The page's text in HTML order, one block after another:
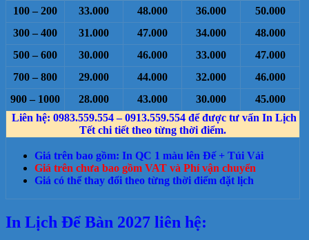
100 – 200
33.000 48.000 36.000
50.000
300 – 400
31.000 47.000 34.000
48.000
500 – 600
30.000 46.000 33.000
47.000
700 – 800
29.000 44.000 32.000
46.000
900 – 1000
28.000 43.000 30.000
45.000
Liên hệ: 0983.559.554 – 0913.559.554 để được tư vấn In Lịch
Tết chi tiết theo từng thời điểm.
Giá trên bao gồm: In QC 1 màu lên Đế + Túi Vải
Giá trên chưa bao gồm VAT và Phí vận chuyển
Giá có thể thay đổi theo từng thời điểm đặt lịch
In Lịch Để Bàn 2027 liên hệ: